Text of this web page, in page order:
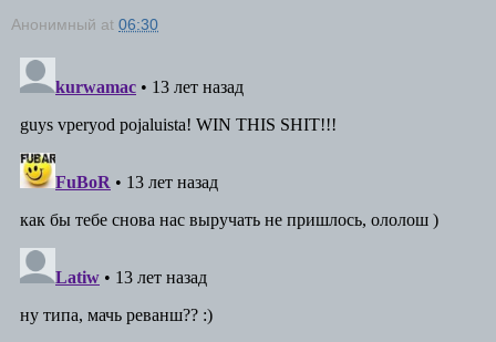
Анонимный at 06:30